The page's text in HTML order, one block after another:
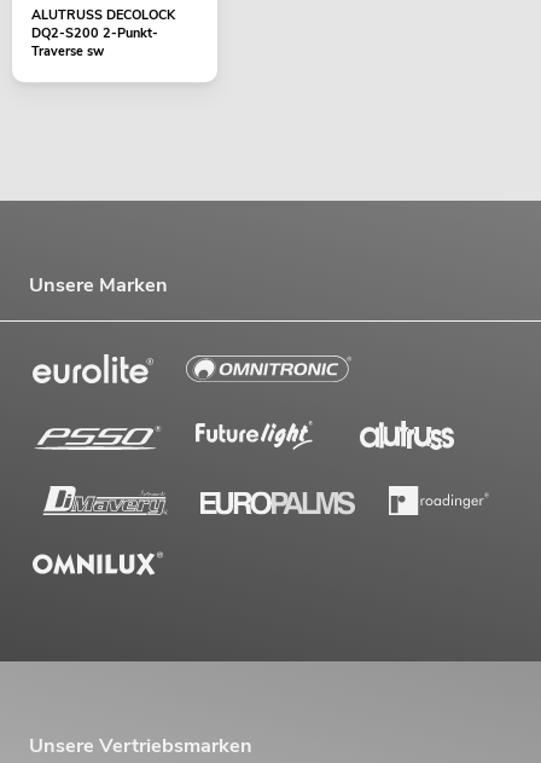
ALUTRUSS DECOLOCK
DQ2-S200 2-Punkt-
Traverse sw
Unsere Marken
Unsere Vertriebsmarken